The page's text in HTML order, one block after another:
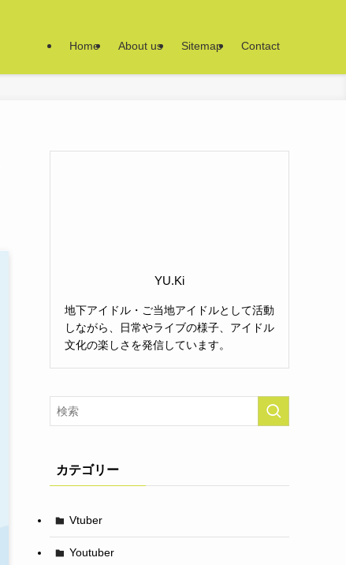
Home About us Sitemap Contact
YU.Ki
地下アイドル・ご当地アイドルとして活動
しながら、日常やライブの様子、アイドル
文化の楽しさを発信しています。
カテゴリー
Vtuber
Youtuber